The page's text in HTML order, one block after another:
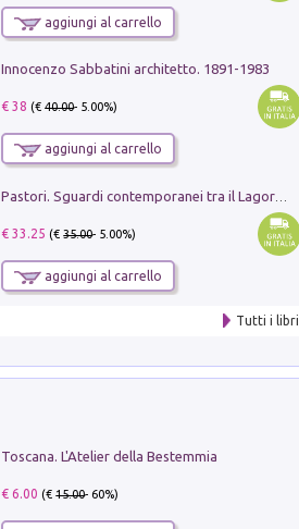
aggiungi al carrello
Innocenzo Sabbatini architetto. 1891-1983
€ 38 (€40.00- 5.00%)
aggiungi al carrello
€ 33.25 (€35.00- 5.00%)
aggiungi al carrello
Tutti i libri
Toscana. L'Atelier della Bestemmia
€ 6.00 (€15.00- 60%)